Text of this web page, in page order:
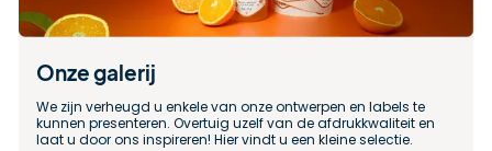
Onze galerij
We zijn verheugd u enkele van onze ontwerpen en labels te
kunnen presenteren. Overtuig uzelf van de afdrukkwaliteit en
laat u door ons inspireren! Hier vindt u een kleine selectie.